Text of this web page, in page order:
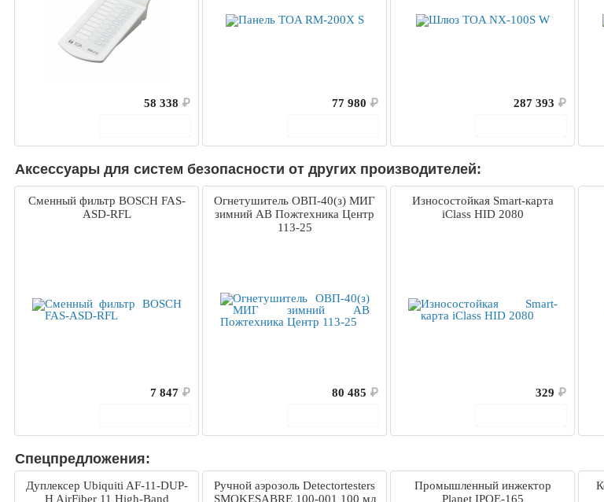
58 338 ₽
77 980 ₽
287 393 ₽
Аксессуары для систем безопасности от других производителей:
Сменный фильтр BOSCH FAS-
ASD-RFL
7 847 ₽
Огнетушитель ОВП-40(з) МИГ
зимний AB Пожтехника Центр
113-25
80 485 ₽
Износостойкая Smart-карта
iClass HID 2080
329 ₽
Спецпредложения:
Дуплексер Ubiquiti AF-11-DUP-
H AirFiber 11 High-Band
Ручной аэрозоль Detectortesters
SMOKESABRE 100-001 100 мл
Промышленный инжектор
Planet IPOE-165